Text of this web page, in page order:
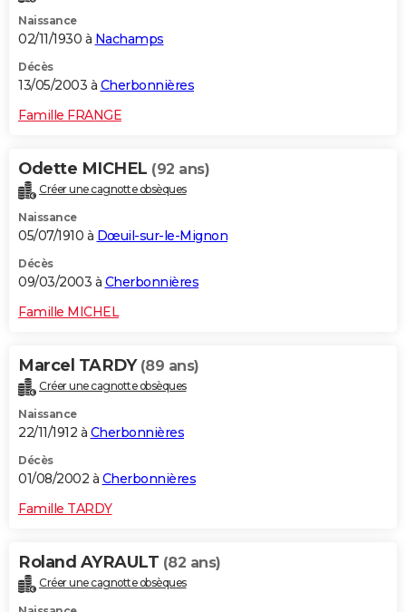
Naissance
02/11/1930 à Nachamps
Décès
13/05/2003 à Cherbonnières
Famille FRANGE
Odette MICHEL (92 ans)
Créer une cagnotte obsèques
Naissance
05/07/1910 à Dœuil-sur-le-Mignon
Décès
09/03/2003 à Cherbonnières
Famille MICHEL
Marcel TARDY (89 ans)
Créer une cagnotte obsèques
Naissance
22/11/1912 à Cherbonnières
Décès
01/08/2002 à Cherbonnières
Famille TARDY
Roland AYRAULT (82 ans)
Créer une cagnotte obsèques